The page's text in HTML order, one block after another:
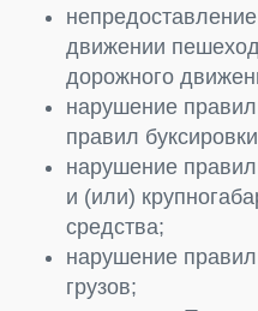
движении
дорожного
нарушение правил
правил
нарушение
и (или)
средства;
нарушение
грузов;